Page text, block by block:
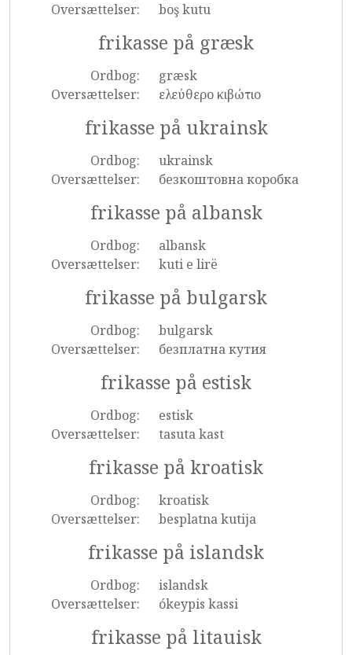
Oversættelser:
boş kutu
frikasse på græsk
Ordbog:
græsk
Oversættelser:
ελεύθερο κιβώτιο
frikasse på ukrainsk
Ordbog:
ukrainsk
Oversættelser:
безкоштовна коробка
frikasse på albansk
Ordbog:
albansk
Oversættelser:
kuti e lirë
frikasse på bulgarsk
Ordbog:
bulgarsk
Oversættelser:
безплатна кутия
frikasse på estisk
Ordbog:
estisk
Oversættelser:
tasuta kast
frikasse på kroatisk
Ordbog:
kroatisk
Oversættelser:
besplatna kutija
frikasse på islandsk
Ordbog:
islandsk
Oversættelser:
ókeypis kassi
frikasse på litauisk